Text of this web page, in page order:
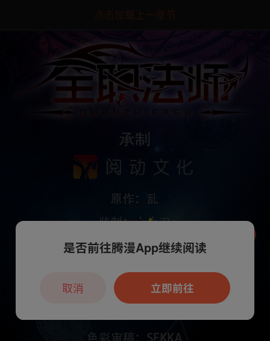
点击加载上一章节
本章节仅支持App阅读，可打开App新用
户7天免费看
是否前往腾漫App继续阅读
立即前往
取消